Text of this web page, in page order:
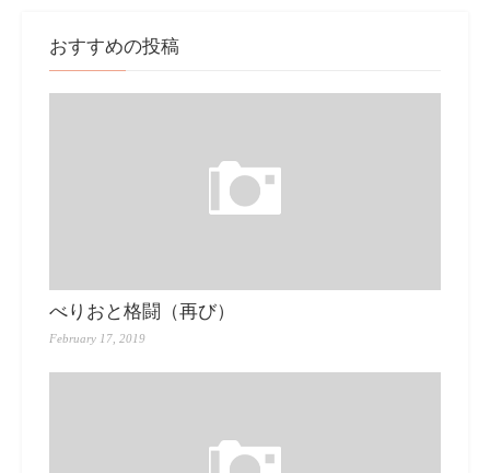
おすすめの投稿
べりおと格闘（再び）
February 17, 2019